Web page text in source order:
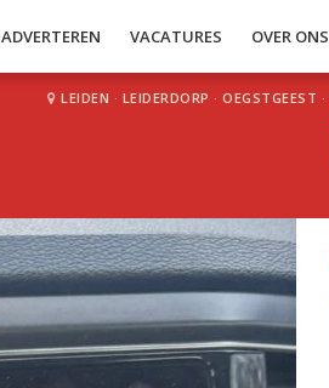
ADVERTEREN VACATURES OVER ONS
LEIDEN · LEIDERDORP · OEGSTGEEST ·